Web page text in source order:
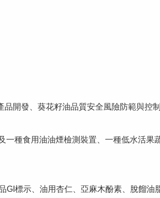
開發、葵花籽油品質安全風險防範與控
種食用油油煙檢測裝置、一種低水活果
標示、油用杏仁、亞麻木酚素、脫餾油